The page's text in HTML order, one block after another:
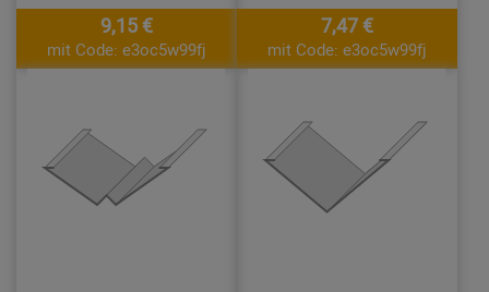
9,15 €
mit Code: e3oc5w99fj
7,47 €
mit Code: e3oc5w99fj